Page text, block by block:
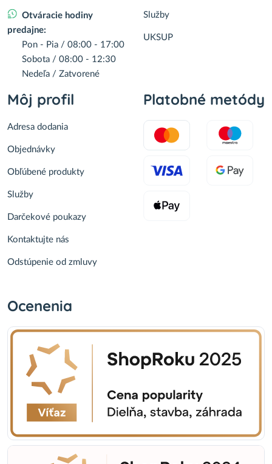
Otváracie hodiny
predajne:
Pon - Pia / 08:00 - 17:00
Sobota / 08:00 - 12:30
Nedeľa / Zatvorené
Služby
UKSUP
Môj profil
Adresa dodania
Objednávky
Obľúbené produkty
Služby
Darčekové poukazy
Kontaktujte nás
Odstúpenie od zmluvy
Platobné metódy
Ocenenia